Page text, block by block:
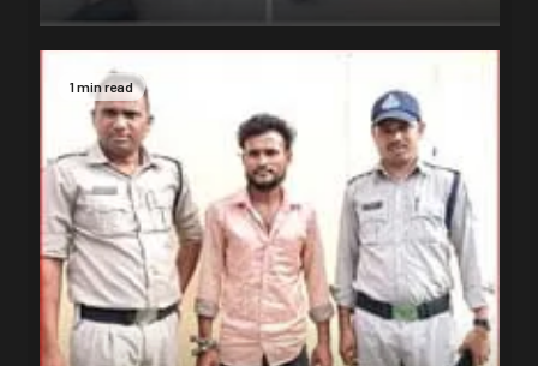
1 min read